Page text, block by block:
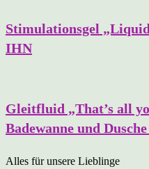
Stimulationsgel
IHN
Gleitfluid „That’s all
Badewanne und
Alles für unsere Lieblinge